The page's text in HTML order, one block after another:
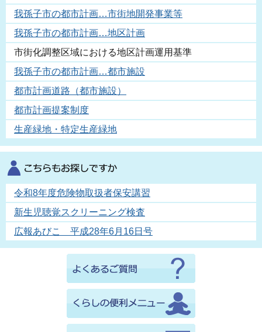
我孫子市の都市計画…市街地開発事業等
我孫子市の都市計画…地区計画
市街化調整区域における地区計画運用基準
我孫子市の都市計画…都市施設
都市計画道路（都市施設）
都市計画提案制度
生産緑地・特定生産緑地
令和8年度危険物取扱者保安講習
新生児聴覚スクリーニング検査
広報あびこ 平成28年6月16日号